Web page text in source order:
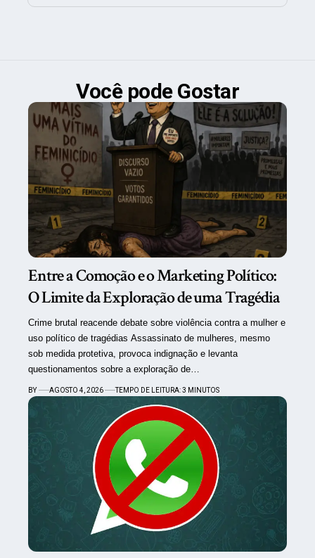
Você pode Gostar
Entre a Comoção e o Marketing Político:
O Limite da Exploração de uma Tragédia
Crime brutal reacende debate sobre violência contra a mulher e
uso político de tragédias Assassinato de mulheres, mesmo
sob medida protetiva, provoca indignação e levanta
questionamentos sobre a exploração de…
BY AGOSTO 4, 2026 TEMPO DE LEITURA: 3 MINUTOS